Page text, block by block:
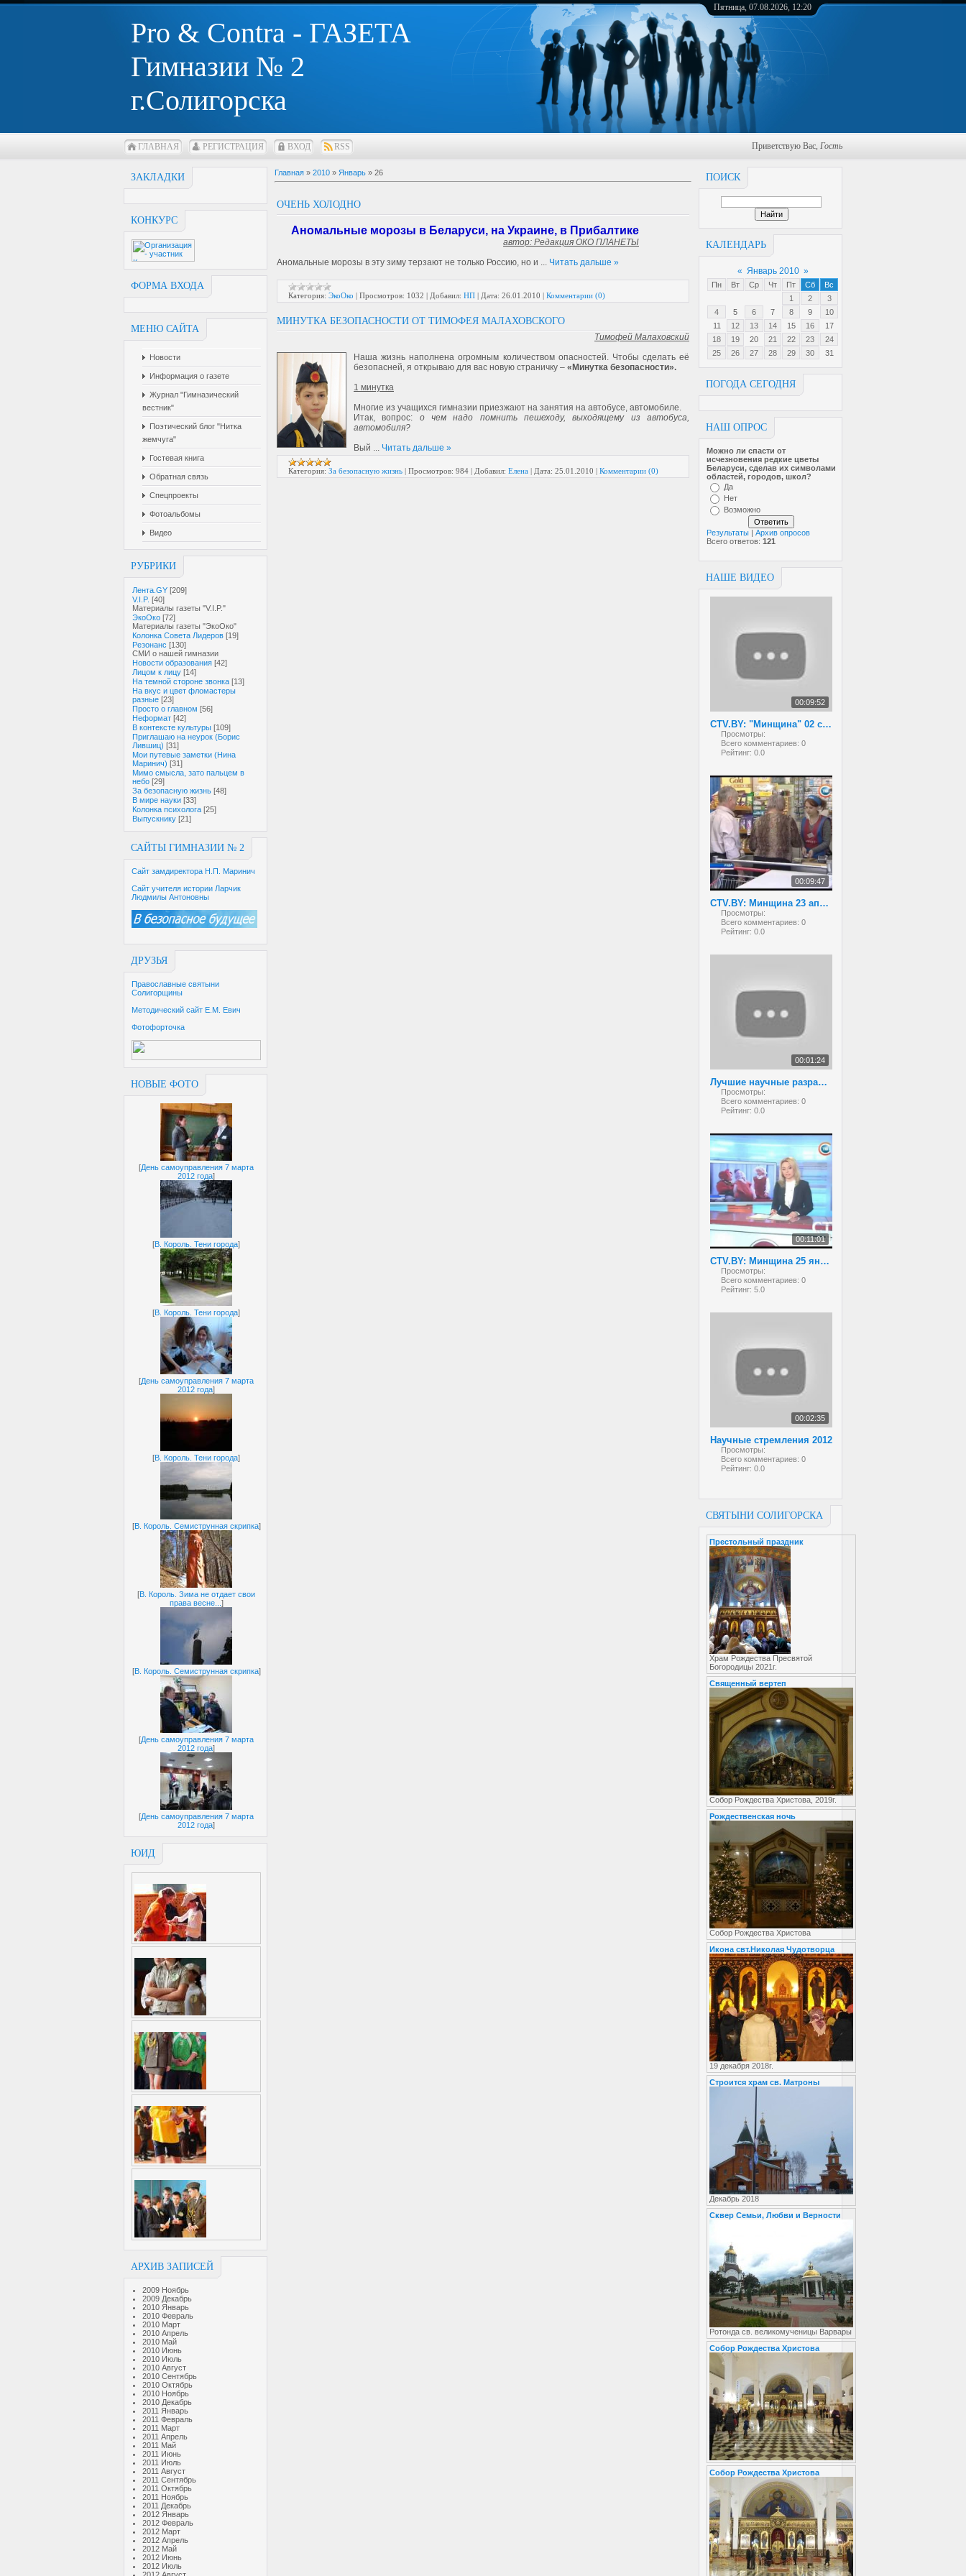
Pro & Contra - ГАЗЕТА
Гимназии № 2
г.Солигорска
Пятница, 07.08.2026, 12:20
ГЛАВНАЯ РЕГИСТРАЦИЯ ВХОД RSS Приветствую Вас, Гость
ЗАКЛАДКИ
КОНКУРС
ФОРМА ВХОДА
МЕНЮ САЙТА
Новости
Информация о газете
Журнал "Гимназический
вестник"
Поэтический блог "Нитка
жемчуга"
Гостевая книга
Обратная связь
Спецпроекты
Фотоальбомы
Видео
РУБРИКИ
Лента.GY [209]
V.I.P. [40]
Материалы газеты "V.I.P."
ЭкоОко [72]
Материалы газеты "ЭкоОко"
Колонка Совета Лидеров [19]
Резонанс [130]
СМИ о нашей гимназии
Новости образования [42]
Лицом к лицу [14]
На темной стороне звонка [13]
На вкус и цвет фломастеры
разные [23]
Просто о главном [56]
Неформат [42]
В контексте культуры [109]
Приглашаю на неурок (Борис
Лившиц) [31]
Мои путевые заметки (Нина
Маринич) [31]
Мимо смысла, зато пальцем в
небо [29]
За безопасную жизнь [48]
В мире науки [33]
Колонка психолога [25]
Выпускнику [21]
САЙТЫ ГИМНАЗИИ № 2
Сайт замдиректора Н.П. Маринич
Сайт учителя истории Ларчик
Людмилы Антоновны
ДРУЗЬЯ
Православные святыни
Солигорщины
Методический сайт Е.М. Евич
Фотофорточка
НОВЫЕ ФОТО
[День самоуправления 7 марта
2012 года]
[В. Король. Тени города]
[В. Король. Тени города]
[День самоуправления 7 марта
2012 года]
[В. Король. Тени города]
[В. Король. Семиструнная скрипка]
[В. Король. Зима не отдает свои
права весне... ]
[В. Король. Семиструнная скрипка]
[День самоуправления 7 марта
2012 года]
[День самоуправления 7 марта
2012 года]
ЮИД
АРХИВ ЗАПИСЕЙ
2009 Ноябрь
2009 Декабрь
2010 Январь
2010 Февраль
2010 Март
2010 Апрель
2010 Май
2010 Июнь
2010 Июль
2010 Август
2010 Сентябрь
2010 Октябрь
2010 Ноябрь
2010 Декабрь
2011 Январь
2011 Февраль
2011 Март
2011 Апрель
2011 Май
2011 Июнь
2011 Июль
2011 Август
2011 Сентябрь
2011 Октябрь
2011 Ноябрь
2011 Декабрь
2012 Январь
2012 Февраль
2012 Март
2012 Апрель
2012 Май
2012 Июнь
2012 Июль
ПОИСК
КАЛЕНДАРЬ
« Январь 2010 »
Пн Вт Ср Чт Пт Сб
Вс
1
2
3
4
5 6 7 8 9
10
11
12 13 14 15 16
17
18
19 20 21 22 23
24
25
26 27 28 29 30 31
ПОГОДА СЕГОДНЯ
НАШ ОПРОС
Можно ли спасти от
исчезновен­ия редкие цветы
Беларуси, сделав их символами
областей, городов, школ?
Да
Нет
Возможно
Результаты | Архив опросов
Всего ответов: 121
НАШЕ ВИДЕО
00:09:52
CTV.BY: "Минщина" 02 сентября 2013 года
Просмотры:
Всего комментариев: 0
Рейтинг: 0.0
00:09:47
CTV.BY: Минщина 23 апреля 2013
Просмотры:
Всего комментариев: 0
Рейтинг: 0.0
00:01:24
Лучшие научные разработки белорусских школьников
Просмотры:
Всего комментариев: 0
Рейтинг: 0.0
00:11:01
CTV.BY: Минщина 25 января 2013
Просмотры:
Всего комментариев: 0
Рейтинг: 5.0
00:02:35
Научные стремления 2012
Просмотры:
Всего комментариев: 0
Рейтинг: 0.0
СВЯТЫНИ СОЛИГОРСКА
Престольный праздник
Храм Рождества Пресвятой
Богородицы 2021г.
Священный вертеп
Собор Рождества Христова, 2019г.
Рождественская ночь
Собор Рождества Христова
Икона свт.Николая Чудотворца
19 декабря 2018г.
Строится храм св. Матроны
Декабрь 2018
Сквер Семьи, Любви и Верности
Ротонда св. великомученицы Варвары
Собор Рождества Христова
Собор Рождества Христова
Главная » 2010 » Январь » 26
ОЧЕНЬ ХОЛОДНО
Аномальные морозы в Беларуси, на Украине, в Прибалтике
автор: Редакция ОКО ПЛАНЕТЫ
Аномальные морозы в эту зиму терзают не только Россию, но и
Читать дальше »
Категория: ЭкоОко | Просмотров: 1032 | Добавил: НП | Дата: 26.01.2010 | Комментарии (0)
МИНУТКА БЕЗОПАСНОСТИ ОТ ТИМОФЕЯ МАЛАХОВСКОГО
Тимофей Малаховский
Наша жизнь наполнена огромным количеством опасностей. Чтобы сделать её
безопасней, я открываю для вас новую страничку – «Минутка безопасности».
1 минутка
Многие из учащихся гимназии приезжают на занятия на автобусе, автомобиле.
Итак, вопрос: о чем надо помнить пешеходу, выходящему из автобуса,
автомобиля?
Вый
Читать дальше »
Категория: За безопасную жизнь | Просмотров: 984 | Добавил: Елена | Дата: 25.01.2010 | Комментарии (0)